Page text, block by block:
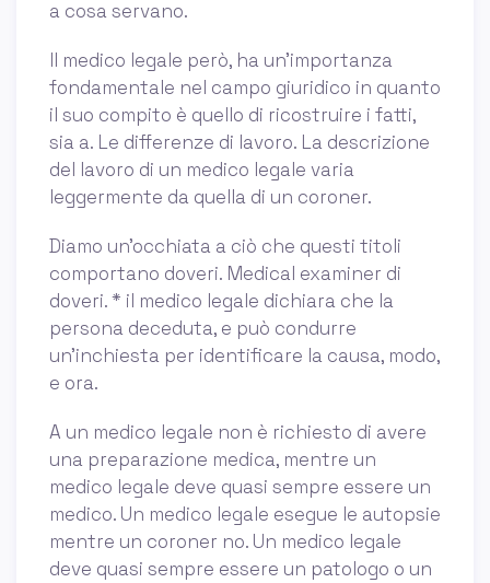
a cosa servano.
Il medico legale però, ha un’importanza
fondamentale nel campo giuridico in quanto
il suo compito è quello di ricostruire i fatti,
sia a. Le differenze di lavoro. La descrizione
del lavoro di un medico legale varia
leggermente da quella di un coroner.
Diamo un'occhiata a ciò che questi titoli
comportano doveri. Medical examiner di
doveri. * il medico legale dichiara che la
persona deceduta, e può condurre
un'inchiesta per identificare la causa, modo,
e ora.
A un medico legale non è richiesto di avere
una preparazione medica, mentre un
medico legale deve quasi sempre essere un
medico. Un medico legale esegue le autopsie
mentre un coroner no. Un medico legale
deve quasi sempre essere un patologo o un